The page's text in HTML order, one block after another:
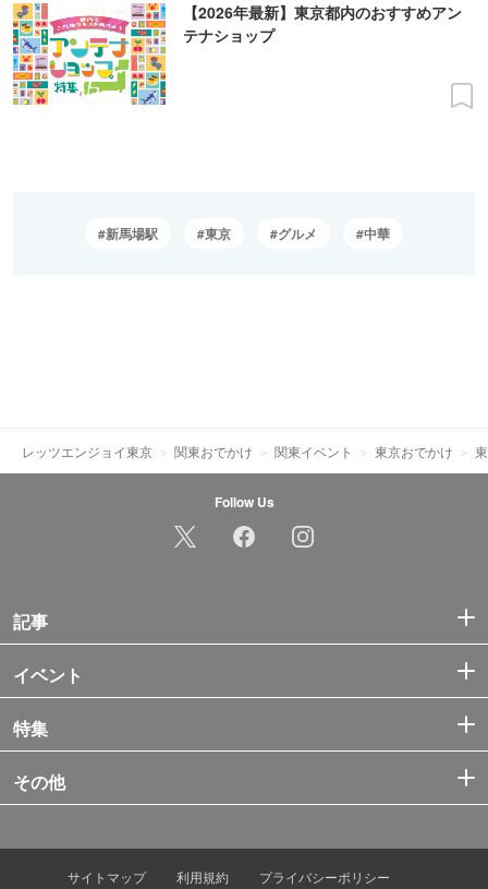
【2026年最新】東京都内のおすすめアン
テナショップ
新馬場駅 東京 グルメ 中華
レッツエンジョイ東京 関東おでかけ 関東イベント 東京おでかけ
Follow Us
記事
イベント
特集
その他
サイトマップ 利用規約 プライバシーポリシー